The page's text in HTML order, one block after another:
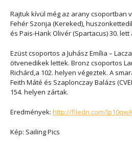
Rajtuk kívül még az arany csoportban
Fehér Szonja (Kereked),
és Pais-Hank Olivér (Spartacus) 30.
Ezüst csoportos a Juhász Emília –
ötvenedikek lettek. Bronz csoportos
Richárd,a 102. helyen végeztek. A
Feith Máté és Szaplonczay Balázs
154. helyen zártak.
Eredmények: http://filedn.com/
Kép: Sailing Pics